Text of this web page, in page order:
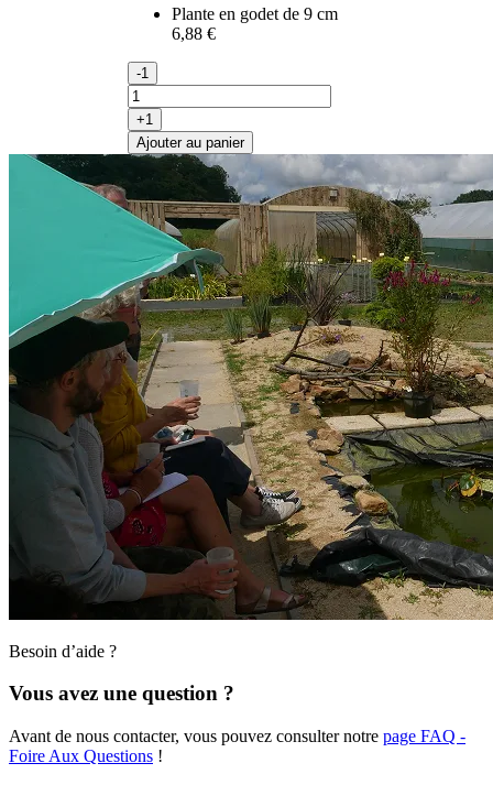
Plante en godet de 9 cm
6,88 €
-1
+1
Ajouter au panier
Besoin d’aide ?
Vous avez une question ?
Avant de nous contacter, vous pouvez consulter notre page FAQ -
Foire Aux Questions !